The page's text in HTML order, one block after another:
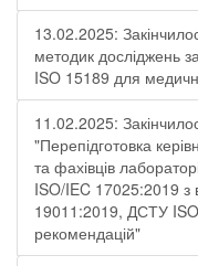
13.02.2025:
методик досліджень
ISO 15189 для
11.02.2025:
"Перепідготовка
та фахівців
ISO/IEC 17025:2019
19011:2019, ДСТУ
рекомендацій"